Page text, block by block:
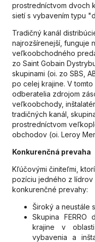
prostredníctvom dvoch
sietí s vybavením typu
Tradičný kanál
najrozšírenejší, funguje
veľkoobchodného
zo Saint Gobain
skupinami (oi. zo SBS,
po celej krajine. V
odberatelia zdrojom
veľkoobchody,
tradičných kanál,
prostredníctvom
obchodov (oi. Leroy
Konkurenčná prevaha
Kľúčovými činiteľmi,
pozíciu jedného z lídrov
konkurenčné prevahy:
Široký a neustále
Skupina
krajine v
vybavenia a